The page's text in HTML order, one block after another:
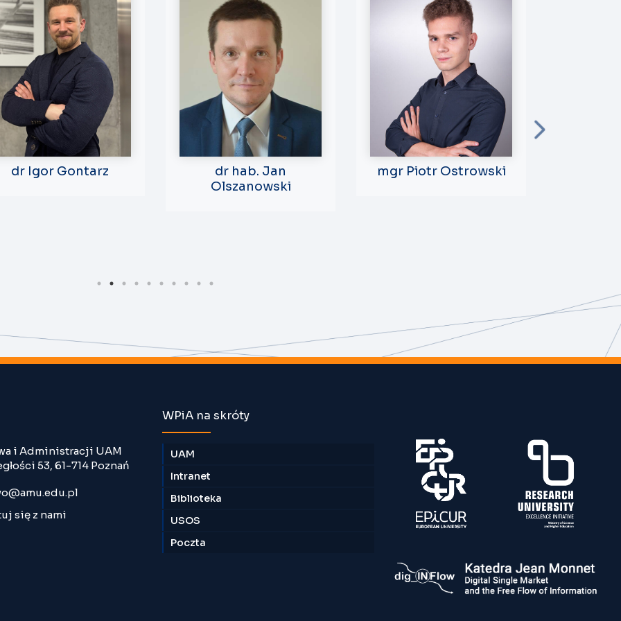
dr Igor Gontarz
dr hab. Jan
Olszanowski
mgr Piotr Ostrowski
i Administracji UAM
53, 61-714 Poznań
się z nami
WPiA na skróty
UAM
Intranet
Biblioteka
USOS
Poczta